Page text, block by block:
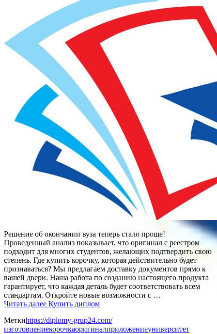
Решение об окончании вуза теперь стало проще!
Проведенный анализ показывает, что оригинал с реестром
подходит для многих студентов, желающих подтвердить свою
степень. Где купить корочку, которая действительно будет
признаваться? Мы предлагаем доставку документов прямо к
вашей двери. Наша работа по созданию настоящего продукта
гарантирует, что каждая деталь будет соответствовать всем
стандартам. Откройте новые возможности с …
Читать далее Купить диплом
Меткиhttps://diplomy-grup24.com/
изготовлениекорочкаоригиналприложениеуниверситет